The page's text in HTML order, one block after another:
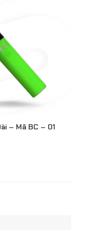
– Mã BC – 01